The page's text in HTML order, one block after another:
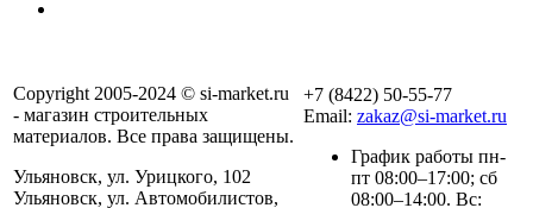
Copyright 2005-2024 © si-market.ru
- магазин строительных
материалов. Все права защищены.
Ульяновск, ул. Урицкого, 102
Ульяновск, ул. Автомобилистов,
+7 (8422) 50-55-77
Email: zakaz@si-market.ru
График работы пн-
пт 08:00–17:00; сб
08:00–14:00. Вс: